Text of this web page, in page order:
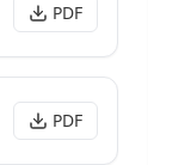
PDF
PDF